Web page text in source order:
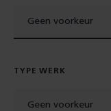
Geen voorkeur
TYPE WERK
Geen voorkeur